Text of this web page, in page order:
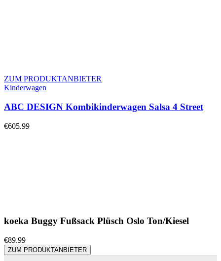
ZUM PRODUKTANBIETER
Kinderwagen
ABC DESIGN Kombikinderwagen Salsa 4 Street
€605.99
koeka Buggy Fußsack Plüsch Oslo Ton/Kiesel
€89.99
ZUM PRODUKTANBIETER